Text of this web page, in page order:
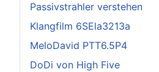
Passivstrahler verstehen
Klangfilm 6SEla3213a
MeloDavid PTT6.5P4
DoDi von High Five